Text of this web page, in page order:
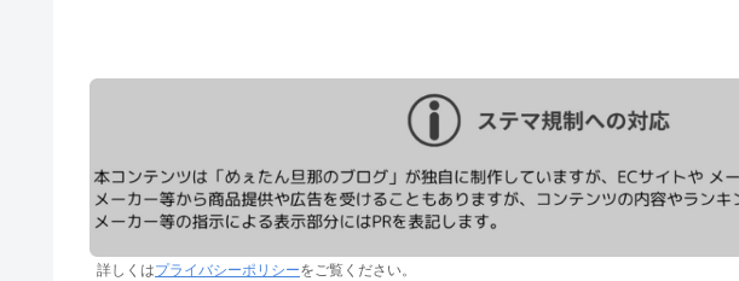
詳しくはプライバシーポリシーをご覧ください。